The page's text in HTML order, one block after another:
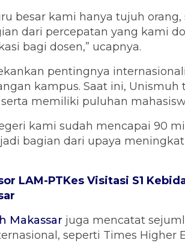
besar kami hanya tujuh
dari percepatan yang kami
bagi dosen,” ucapnya.
pentingnya
kampus. Saat ini, Unismuh
memiliki puluhan
kami sudah mencapai 90
bagian dari upaya
LAM-PTKes Visitasi S1
Makassar juga mencatat
seperti Times Higher